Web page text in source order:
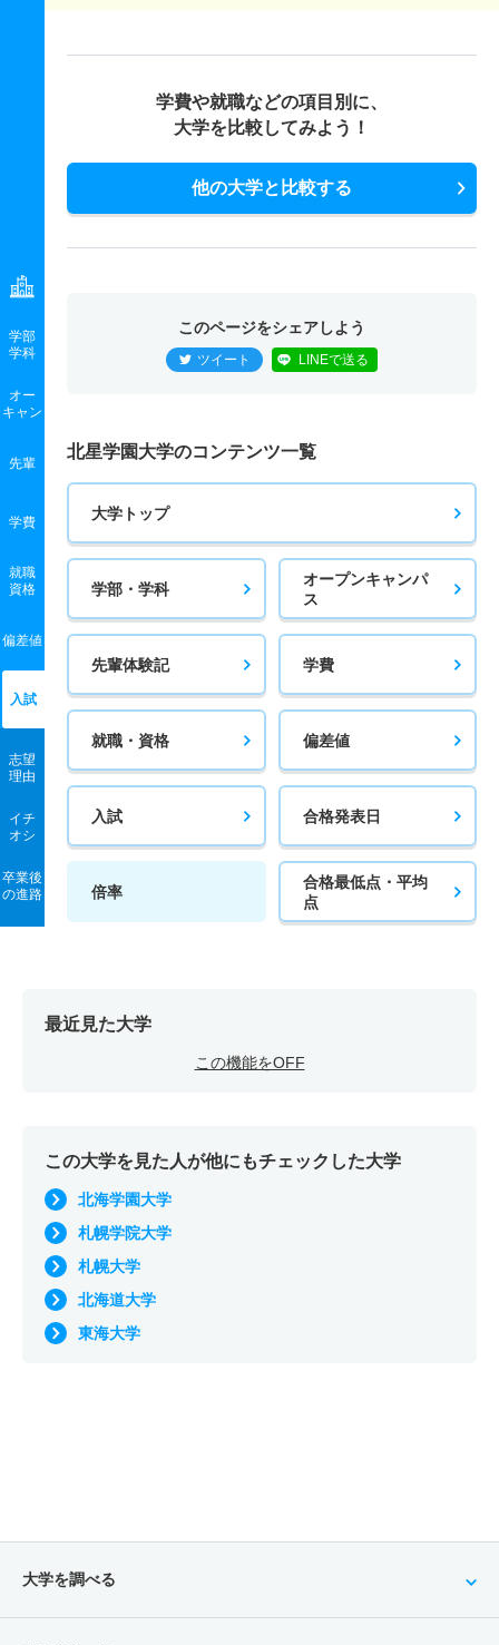
学部
学科
オー
キャン
先輩
学費
就職
資格
偏差値
入試
志望
理由
イチ
オシ
卒業後
の進路
学費や就職などの項目別に、
大学を比較してみよう！
他の大学と比較する
このページをシェアしよう
ツイート LINEで送る
北星学園大学のコンテンツ一覧
大学トップ
学部・学科
オープンキャンパ
ス
先輩体験記 学費
就職・資格 偏差値
入試 合格発表日
倍率
合格最低点・平均
点
最近見た大学
この機能をOFF
この大学を見た人が他にもチェックした大学
北海学園大学
札幌学院大学
札幌大学
北海道大学
東海大学
大学を調べる